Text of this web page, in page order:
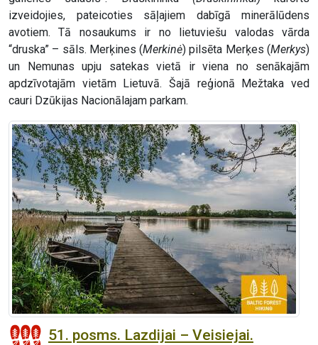
izveidojies, pateicoties sāļajiem dabīgā minerālūdens
avotiem. Tā nosaukums ir no lietuviešu valodas vārda
“druska” – sāls. Merķines (Merkinė) pilsēta Merķes (Merkys)
un Nemunas upju satekas vietā ir viena no senākajām
apdzīvotajām vietām Lietuvā. Šajā reģionā Mežtaka ved
cauri Dzūkijas Nacionālajam parkam.
51. posms. Lazdijai – Veisiejai.